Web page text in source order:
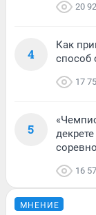
20
4
Как
способ
17
5
16
МНЕНИЕ